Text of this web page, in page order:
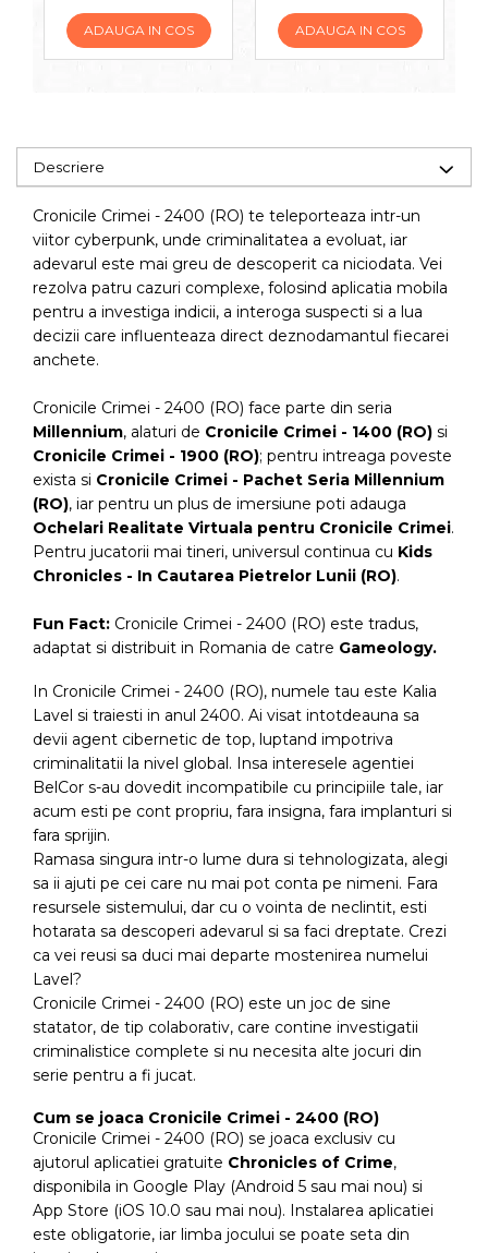
ADAUGA IN COS ADAUGA IN COS
Descriere
Cronicile Crimei - 2400 (RO) te teleporteaza intr-un
viitor cyberpunk, unde criminalitatea a evoluat, iar
adevarul este mai greu de descoperit ca niciodata. Vei
rezolva patru cazuri complexe, folosind aplicatia mobila
pentru a investiga indicii, a interoga suspecti si a lua
decizii care influenteaza direct deznodamantul fiecarei
anchete.
Cronicile Crimei - 2400 (RO) face parte din seria
Millennium, alaturi de Cronicile Crimei - 1400 (RO) si
Cronicile Crimei - 1900 (RO); pentru intreaga poveste
exista si Cronicile Crimei - Pachet Seria Millennium
(RO), iar pentru un plus de imersiune poti adauga
Ochelari Realitate Virtuala pentru Cronicile Crimei.
Pentru jucatorii mai tineri, universul continua cu Kids
Chronicles - In Cautarea Pietrelor Lunii (RO).
Fun Fact: Cronicile Crimei - 2400 (RO) este tradus,
adaptat si distribuit in Romania de catre Gameology.
In Cronicile Crimei - 2400 (RO), numele tau este Kalia
Lavel si traiesti in anul 2400. Ai visat intotdeauna sa
devii agent cibernetic de top, luptand impotriva
criminalitatii la nivel global. Insa interesele agentiei
BelCor s-au dovedit incompatibile cu principiile tale, iar
acum esti pe cont propriu, fara insigna, fara implanturi si
fara sprijin.
Ramasa singura intr-o lume dura si tehnologizata, alegi
sa ii ajuti pe cei care nu mai pot conta pe nimeni. Fara
resursele sistemului, dar cu o vointa de neclintit, esti
hotarata sa descoperi adevarul si sa faci dreptate. Crezi
ca vei reusi sa duci mai departe mostenirea numelui
Lavel?
Cronicile Crimei - 2400 (RO) este un joc de sine
statator, de tip colaborativ, care contine investigatii
criminalistice complete si nu necesita alte jocuri din
serie pentru a fi jucat.
Cum se joaca Cronicile Crimei - 2400 (RO)
Cronicile Crimei - 2400 (RO) se joaca exclusiv cu
ajutorul aplicatiei gratuite Chronicles of Crime,
disponibila in Google Play (Android 5 sau mai nou) si
App Store (iOS 10.0 sau mai nou). Instalarea aplicatiei
este obligatorie, iar limba jocului se poate seta din